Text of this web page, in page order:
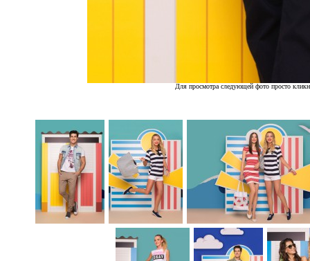
Для просмотра следующей фото просто